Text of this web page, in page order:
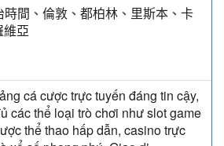
時間、倫敦、都柏林、里斯本、卡
維亞
cá cược trực tuyến đáng tin cậy,
các thể loại trò chơi như slot game
thể thao hấp dẫn, casino trực